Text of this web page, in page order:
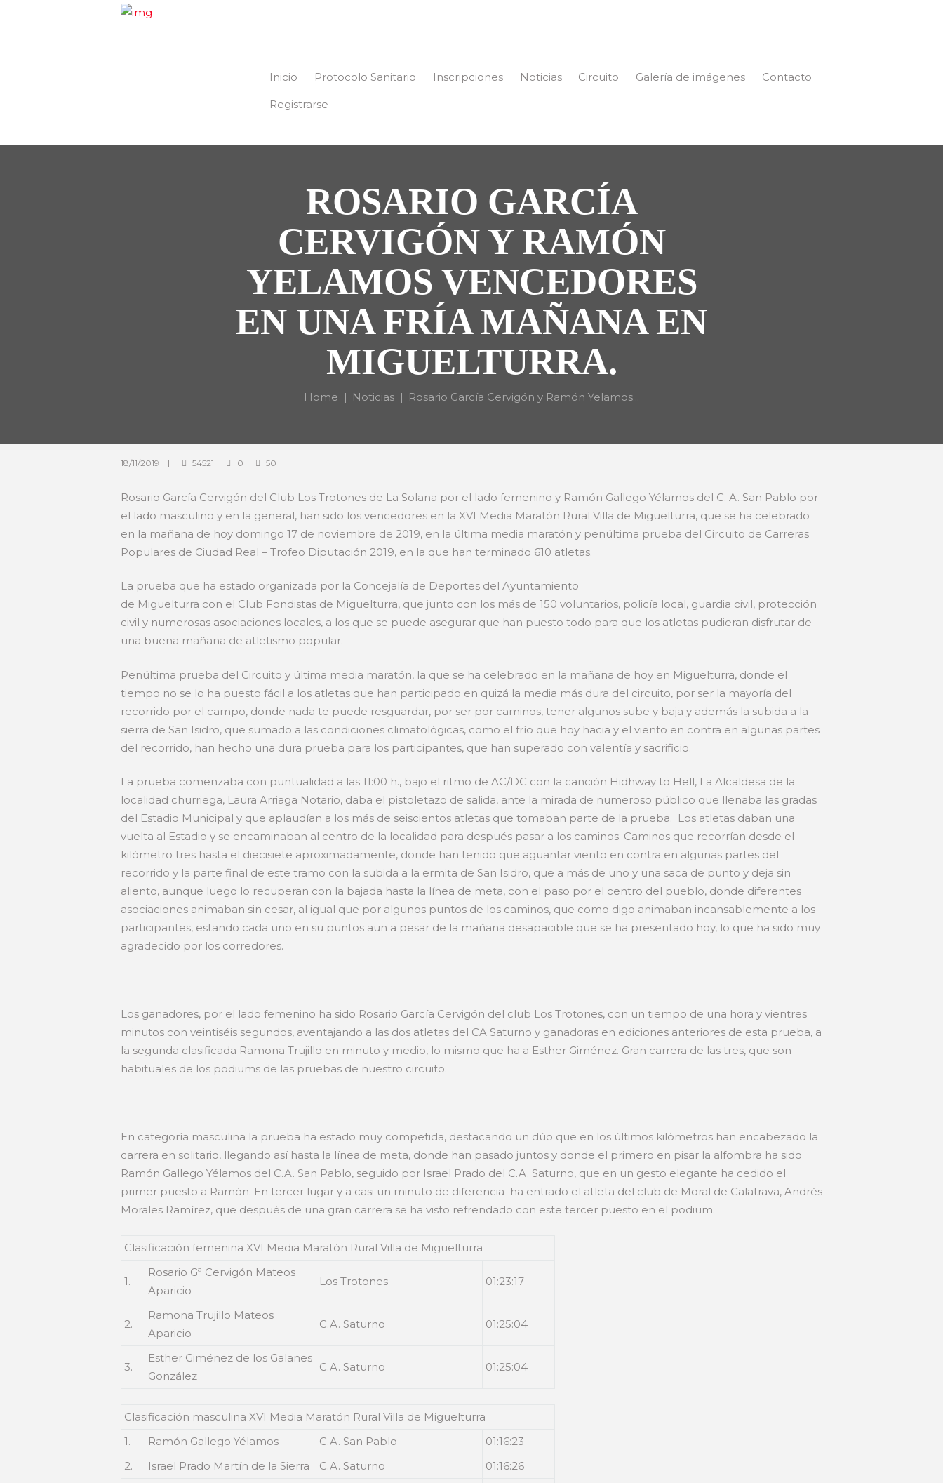
Inicio Protocolo Sanitario Inscripciones Noticias Circuito Galería de imágenes Contacto
Registrarse
ROSARIO GARCÍA
CERVIGÓN Y RAMÓN
YELAMOS VENCEDORES
EN UNA FRÍA MAÑANA EN
MIGUELTURRA.
Home Noticias Rosario García Cervigón y Ramón Yelamos...
18/11/2019 54521 0 50
Rosario García Cervigón del Club Los Trotones de La Solana por el lado femenino y Ramón Gallego Yélamos del C. A. San Pablo por
el lado masculino y en la general, han sido los vencedores en la XVI Media Maratón Rural Villa de Miguelturra, que se ha celebrado
en la mañana de hoy domingo 17 de noviembre de 2019, en la última media maratón y penúltima prueba del Circuito de Carreras
Populares de Ciudad Real – Trofeo Diputación 2019, en la que han terminado 610 atletas.
La prueba que ha estado organizada por la Concejalía de Deportes del Ayuntamiento
de Miguelturra con el Club Fondistas de Miguelturra, que junto con los más de 150 voluntarios, policía local, guardia civil, protección
civil y numerosas asociaciones locales, a los que se puede asegurar que han puesto todo para que los atletas pudieran disfrutar de
una buena mañana de atletismo popular.
Penúltima prueba del Circuito y última media maratón, la que se ha celebrado en la mañana de hoy en Miguelturra, donde el
tiempo no se lo ha puesto fácil a los atletas que han participado en quizá la media más dura del circuito, por ser la mayoría del
recorrido por el campo, donde nada te puede resguardar, por ser por caminos, tener algunos sube y baja y además la subida a la
sierra de San Isidro, que sumado a las condiciones climatológicas, como el frío que hoy hacia y el viento en contra en algunas partes
del recorrido, han hecho una dura prueba para los participantes, que han superado con valentía y sacrificio.
La prueba comenzaba con puntualidad a las 11:00 h., bajo el ritmo de AC/DC con la canción Hidhway to Hell, La Alcaldesa de la
localidad churriega, Laura Arriaga Notario, daba el pistoletazo de salida, ante la mirada de numeroso público que llenaba las gradas
del Estadio Municipal y que aplaudían a los más de seiscientos atletas que tomaban parte de la prueba. Los atletas daban una
vuelta al Estadio y se encaminaban al centro de la localidad para después pasar a los caminos. Caminos que recorrían desde el
kilómetro tres hasta el diecisiete aproximadamente, donde han tenido que aguantar viento en contra en algunas partes del
recorrido y la parte final de este tramo con la subida a la ermita de San Isidro, que a más de uno y una saca de punto y deja sin
aliento, aunque luego lo recuperan con la bajada hasta la línea de meta, con el paso por el centro del pueblo, donde diferentes
asociaciones animaban sin cesar, al igual que por algunos puntos de los caminos, que como digo animaban incansablemente a los
participantes, estando cada uno en su puntos aun a pesar de la mañana desapacible que se ha presentado hoy, lo que ha sido muy
agradecido por los corredores.
Los ganadores, por el lado femenino ha sido Rosario García Cervigón del club Los Trotones, con un tiempo de una hora y vientres
minutos con veintiséis segundos, aventajando a las dos atletas del CA Saturno y ganadoras en ediciones anteriores de esta prueba, a
la segunda clasificada Ramona Trujillo en minuto y medio, lo mismo que ha a Esther Giménez. Gran carrera de las tres, que son
habituales de los podiums de las pruebas de nuestro circuito.
En categoría masculina la prueba ha estado muy competida, destacando un dúo que en los últimos kilómetros han encabezado la
carrera en solitario, llegando así hasta la línea de meta, donde han pasado juntos y donde el primero en pisar la alfombra ha sido
Ramón Gallego Yélamos del C.A. San Pablo, seguido por Israel Prado del C.A. Saturno, que en un gesto elegante ha cedido el
primer puesto a Ramón. En tercer lugar y a casi un minuto de diferencia ha entrado el atleta del club de Moral de Calatrava, Andrés
Morales Ramírez, que después de una gran carrera se ha visto refrendado con este tercer puesto en el podium.
Clasificación femenina XVI Media Maratón Rural Villa de Miguelturra
1.
Rosario Gª Cervigón Mateos
Aparicio
Los Trotones 01:23:17
2.
Ramona Trujillo Mateos
Aparicio
C.A. Saturno 01:25:04
3.
Esther Giménez de los Galanes
González
C.A. Saturno 01:25:04
Clasificación masculina XVI Media Maratón Rural Villa de Miguelturra
1.
Ramón Gallego Yélamos C.A. San Pablo
01:16:23
2.
Israel Prado Martín de la Sierra C.A. Saturno 01:16:26